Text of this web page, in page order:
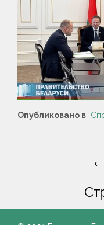
Опубликовано в